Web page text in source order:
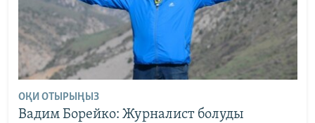
ОҚИ ОТЫРЫҢЫЗ
Вадим Борейко: Журналист болуды